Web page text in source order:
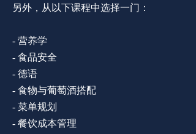
另外，从以下课程中选择一门：
- 营养学
- 食品安全
- 德语
- 食物与葡萄酒搭配
- 菜单规划
- 餐饮成本管理